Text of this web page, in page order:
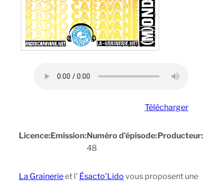
Télécharger
Licence:Emission:Numéro d’épisode:
48
Producteur:
La Grainerieet l’ Ésacto’Lido vous proposent une